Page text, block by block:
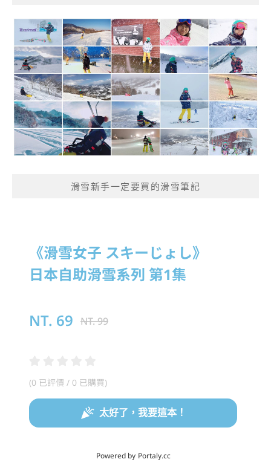
滑雪新手一定要買的滑雪筆記